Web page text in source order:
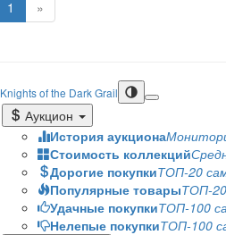
1 »
Knights of the Dark Grail
Аукцион
История аукциона
Стоимость коллекций
Дорогие покупкиТОП-20
Популярные товарыТОП-
Удачные покупкиТОП-100
Нелепые покупкиТОП-100